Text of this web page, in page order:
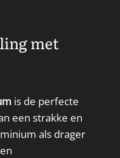
met
is de perfecte
een strakke en
als drager